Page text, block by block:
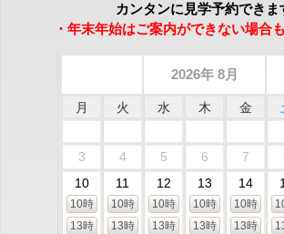
カンタンに見学予約できま
・年末年始はご案内ができない場合
2026年 8月
月 火 水 木 金
3
4 5 6 7
10
10時
13時
11
10時
13時
12
10時
13時
13
10時
13時
14
10時
13時